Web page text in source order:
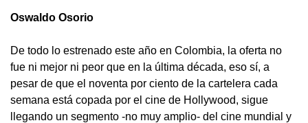
Oswaldo Osorio
De todo lo estrenado este año en Colombia, la oferta no
fue ni mejor ni peor que en la última década, eso sí, a
pesar de que el noventa por ciento de la cartelera cada
semana está copada por el cine de Hollywood, sigue
llegando un segmento -no muy amplio- del cine mundial y